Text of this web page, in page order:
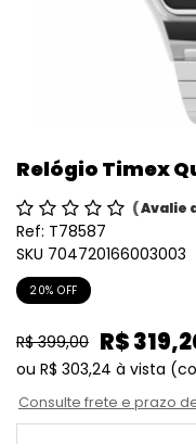
Relógio Timex
(Avalie
Ref: T78587
SKU 704720166003003
20% OFF
R$ 399,00 R$
ou R$ 303,24 à vista
Consulte frete e prazo